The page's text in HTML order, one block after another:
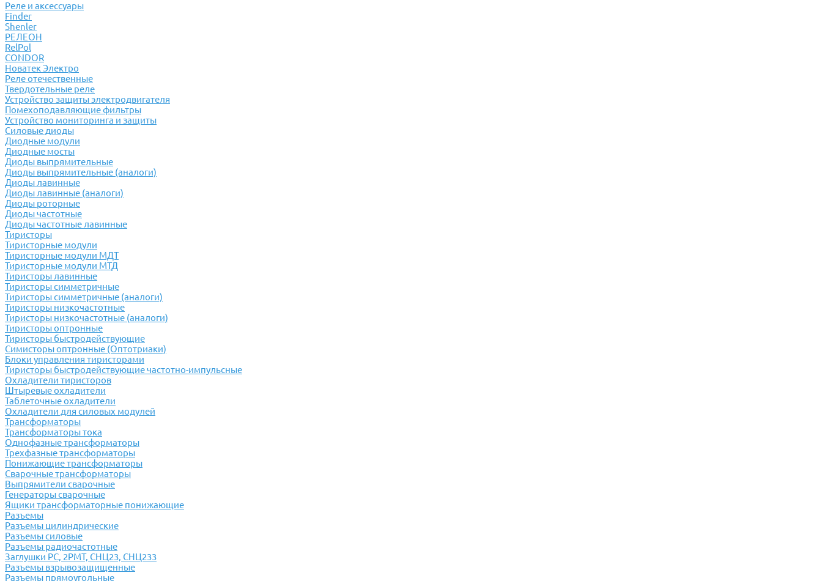
Реле и аксессуары
Finder
Shenler
РЕЛЕОН
RelPol
CONDOR
Новатек Электро
Реле отечественные
Твердотельные реле
Устройство защиты электродвигателя
Помехоподавляющие фильтры
Устройство мониторинга и защиты
Силовые диоды
Диодные модули
Диодные мосты
Диоды выпрямительные
Диоды выпрямительные (аналоги)
Диоды лавинные
Диоды лавинные (аналоги)
Диоды роторные
Диоды частотные
Диоды частотные лавинные
Тиристоры
Тиристорные модули
Тиристорные модули МДТ
Тиристорные модули МТД
Тиристоры лавинные
Тиристоры симметричные
Тиристоры симметричные (аналоги)
Тиристоры низкочастотные
Тиристоры низкочастотные (аналоги)
Тиристоры оптронные
Тиристоры быстродействующие
Симисторы оптронные (Оптотриаки)
Блоки управления тиристорами
Тиристоры быстродействующие частотно-импульсные
Охладители тиристоров
Штыревые охладители
Таблеточные охладители
Охладители для силовых модулей
Трансформаторы
Трансформаторы тока
Однофазные трансформаторы
Трехфазные трансформаторы
Понижающие трансформаторы
Сварочные трансформаторы
Выпрямители сварочные
Генераторы сварочные
Ящики трансформаторные понижающие
Разъемы
Разъемы цилиндрические
Разъемы силовые
Разъемы радиочастотные
Заглушки РС, 2РМТ, СНЦ23, СНЦ233
Разъемы взрывозащищенные
Разъемы прямоугольные